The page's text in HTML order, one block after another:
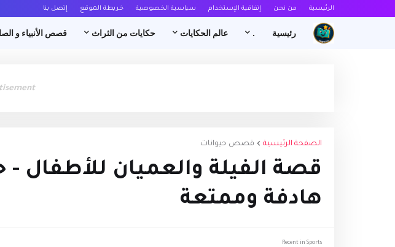
الرئيسية من نحن إتفاقية الإستخدام سياسية الخصوصية خريطة الموقع إتصل بنا
رئيسية . عالم الحكايات حكايات من الثراث قصص الأنبياء و
الصفحة الرئيسية قصص حيوانات
قصة الفيلة والعميان للأطفال
هادفة وممتعة
Recent in Sports